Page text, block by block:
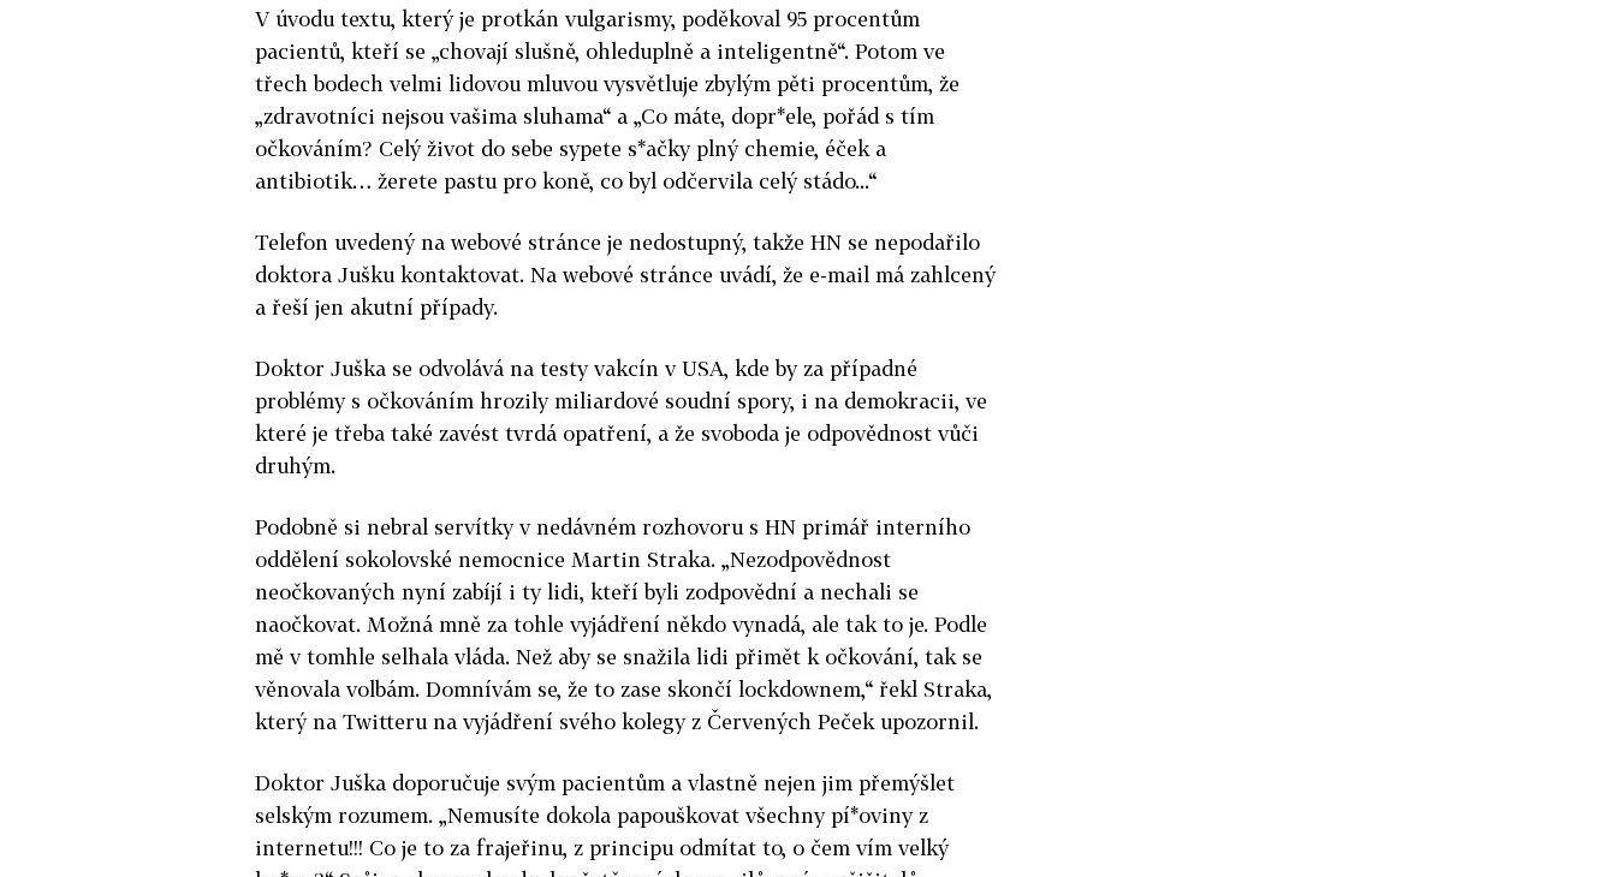
V úvodu textu, který je protkán vulgarismy, poděkoval 95 procentům
pacientů, kteří se „chovají slušně, ohleduplně a inteligentně“. Potom ve
třech bodech velmi lidovou mluvou vysvětluje zbylým pěti procentům, že
„zdravotníci nejsou vašima sluhama“ a „Co máte, dopr*ele, pořád s tím
očkováním? Celý život do sebe sypete s*ačky plný chemie, éček a
antibiotik… žerete pastu pro koně, co byl odčervila celý stádo...“
Telefon uvedený na webové stránce je nedostupný, takže HN se nepodařilo
doktora Jušku kontaktovat. Na webové stránce uvádí, že e-mail má zahlcený
a řeší jen akutní případy.
Doktor Juška se odvolává na testy vakcín v USA, kde by za případné
problémy s očkováním hrozily miliardové soudní spory, i na demokracii, ve
které je třeba také zavést tvrdá opatření, a že svoboda je odpovědnost vůči
druhým.
Podobně si nebral servítky v nedávném rozhovoru s HN primář interního
oddělení sokolovské nemocnice Martin Straka. „Nezodpovědnost
neočkovaných nyní zabíjí i ty lidi, kteří byli zodpovědní a nechali se
naočkovat. Možná mně za tohle vyjádření někdo vynadá, ale tak to je. Podle
mě v tomhle selhala vláda. Než aby se snažila lidi přimět k očkování, tak se
věnovala volbám. Domnívám se, že to zase skončí lockdownem,“ řekl Straka,
který na Twitteru na vyjádření svého kolegy z Červených Peček upozornil.
Doktor Juška doporučuje svým pacientům a vlastně nejen jim přemýšlet
selským rozumem. „Nemusíte dokola papouškovat všechny pí*oviny z
internetu!!! Co je to za frajeřinu, z principu odmítat to, o čem vím velký